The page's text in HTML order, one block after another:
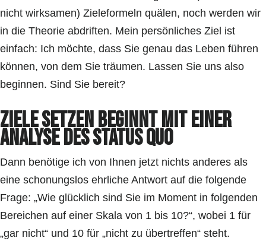
nicht wirksamen) Zieleformeln quälen, noch werden wir
in die Theorie abdriften. Mein persönliches Ziel ist
einfach: Ich möchte, dass Sie genau das Leben führen
können, von dem Sie träumen. Lassen Sie uns also
beginnen. Sind Sie bereit?
Ziele setzen beginnt mit einer
Analyse des Status Quo
Dann benötige ich von Ihnen jetzt nichts anderes als
eine schonungslos ehrliche Antwort auf die folgende
Frage: „Wie glücklich sind Sie im Moment in folgenden
Bereichen auf einer Skala von 1 bis 10?“, wobei 1 für
„gar nicht“ und 10 für „nicht zu übertreffen“ steht.